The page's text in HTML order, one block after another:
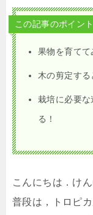
この記事のポイント
果物を育てて
木の剪定する
栽培に必要
る！
こんにちは．け
普段は，トロピ